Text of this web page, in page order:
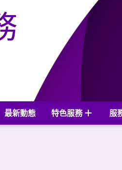
最新動態 特色服務 服